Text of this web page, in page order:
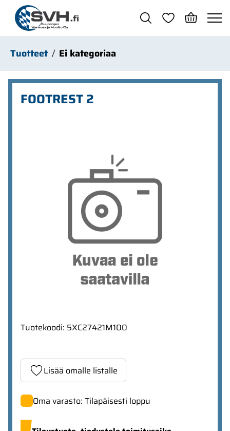
Siirry pääsisältöön
Tuotteet Ei kategoriaa
FOOTREST 2
Tuotekoodi: 5XC27421M100
Lisää omalle listalle
Oma varasto: Tilapäisesti loppu